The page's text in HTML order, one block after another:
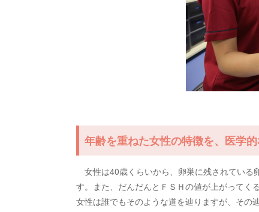
年齢を重ねた女性の特徴を、医学
女性は40歳くらいから、卵巣に残されている
す。また、だんだんとＦＳＨの値が上がって
女性は誰でもそのような道を辿りますが、その